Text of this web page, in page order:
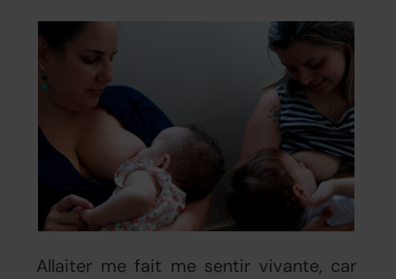
Allaiter me fait me sentir vivante, car